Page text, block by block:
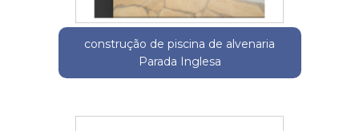
construção de piscina de alvenaria
Parada Inglesa